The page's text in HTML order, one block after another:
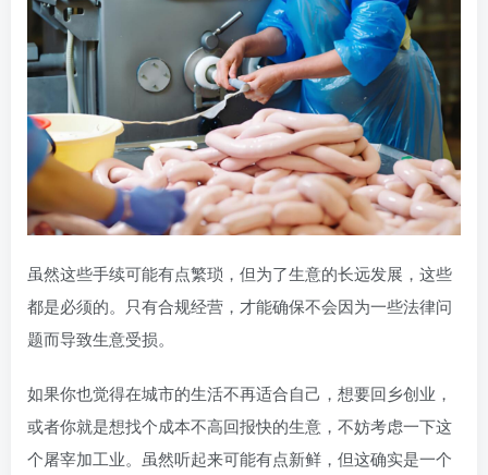
虽然这些手续可能有点繁琐，但为了生意的长远发展，这些
都是必须的。只有合规经营，才能确保不会因为一些法律问
题而导致生意受损。
如果你也觉得在城市的生活不再适合自己，想要回乡创业，
或者你就是想找个成本不高回报快的生意，不妨考虑一下这
个屠宰加工业。虽然听起来可能有点新鲜，但这确实是一个